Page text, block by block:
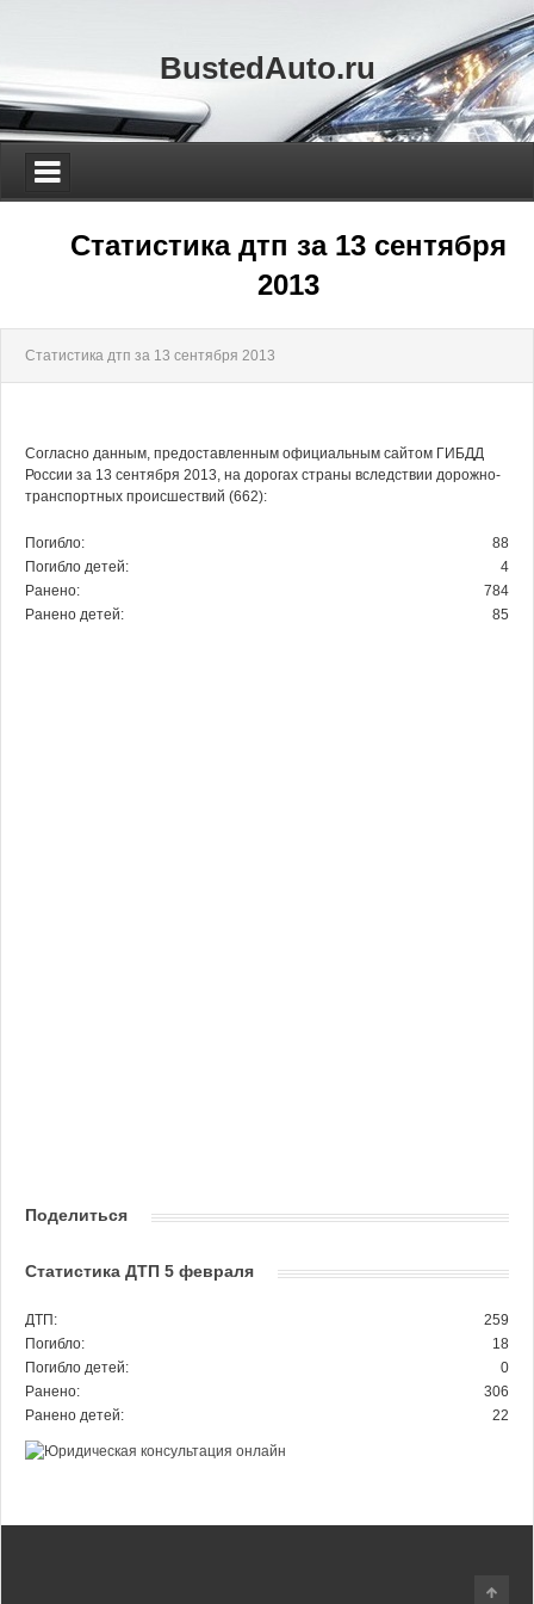
BustedAuto.ru
Статистика дтп за 13 сентября
2013
Статистика дтп за 13 сентября 2013
Согласно данным, предоставленным официальным сайтом ГИБДД
России за 13 сентября 2013, на дорогах страны вследствии дорожно-
транспортных происшествий (662):
Погибло:
88
Погибло детей:
4
Ранено:
784
Ранено детей:
85
Поделиться
Статистика ДТП 5 февраля
ДТП:
259
Погибло:
18
Погибло детей:
0
Ранено:
306
Ранено детей:
22